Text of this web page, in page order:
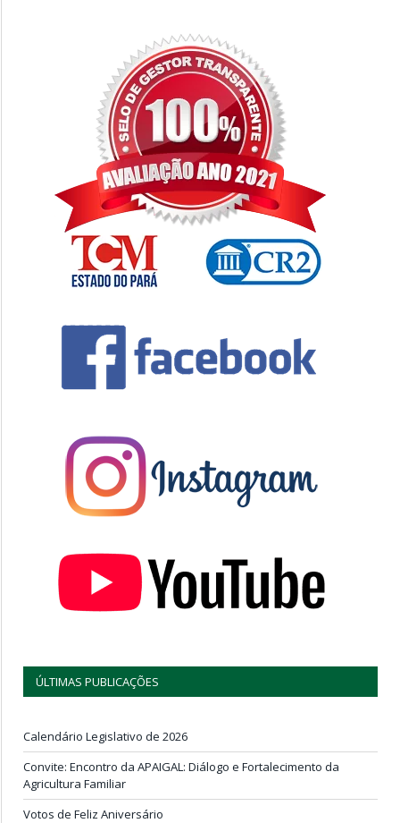
ÚLTIMAS PUBLICAÇÕES
Calendário Legislativo de 2026
Convite: Encontro da APAIGAL: Diálogo e Fortalecimento da
Agricultura Familiar
Votos de Feliz Aniversário